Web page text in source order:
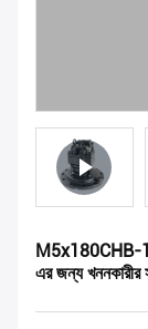
এর জন্য খননকারীর